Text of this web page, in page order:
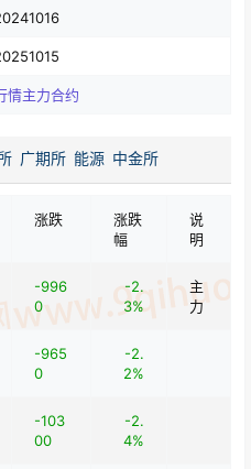
情主力合约
广期所 能源 中金所
涨跌
涨跌
幅
说
明
-996
0
-2.
3%
主
力
-965
0
-2.
2%
-103
00
-2.
4%